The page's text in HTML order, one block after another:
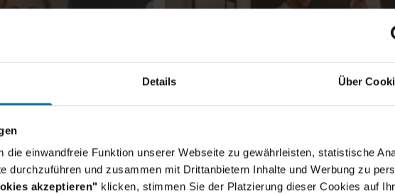
Details Über
die einwandfreie Funktion unserer Webseite zu gewährleisten, statistische
durchzuführen und zusammen mit Drittanbietern Inhalte und Werbung zu
akzeptieren" klicken, stimmen Sie der Platzierung dieser Cookies auf